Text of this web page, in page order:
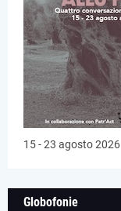
15 - 23 agosto 2026
Globofonie